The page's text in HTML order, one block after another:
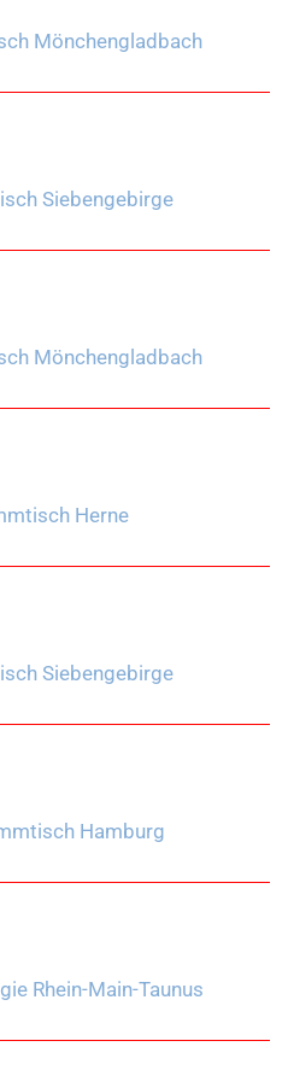
Mönchengladbach
Siebengebirge
Mönchengladbach
Herne
Siebengebirge
Hamburg
Rhein-Main-Taunus